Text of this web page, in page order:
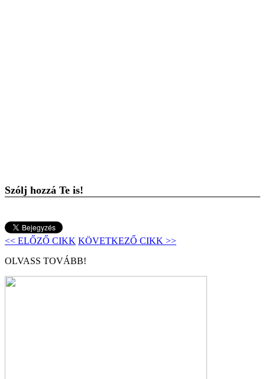
Szólj hozzá Te is!
<< ELŐZŐ CIKK KÖVETKEZŐ CIKK >>
OLVASS TOVÁBB!